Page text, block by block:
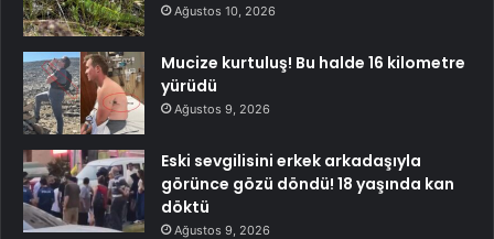
Ağustos 10, 2026
Mucize kurtuluş! Bu halde 16 kilometre
yürüdü
Ağustos 9, 2026
Eski sevgilisini erkek arkadaşıyla
görünce gözü döndü! 18 yaşında kan
döktü
Ağustos 9, 2026